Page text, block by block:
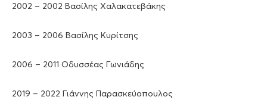
2002 – 2002 Βασίλης Χαλακατεβάκης
2003 – 2006 Βασίλης Κυρίτσης
2006 – 2011 Οδυσσέας Γωνιάδης
2019 – 2022 Γιάννης Παρασκεύοπουλος